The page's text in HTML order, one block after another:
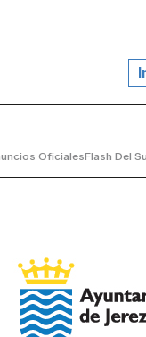
OficialesFlash Del